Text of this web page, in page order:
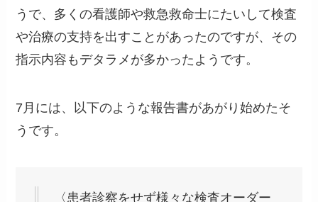
うで、多くの看護師や救急救命士にたいして検査
や治療の支持を出すことがあったのですが、その
指示内容もデタラメが多かったようです。
7月には、以下のような報告書があがり始めたそ
うです。
〈患者診察をせず様々な検査オーダー